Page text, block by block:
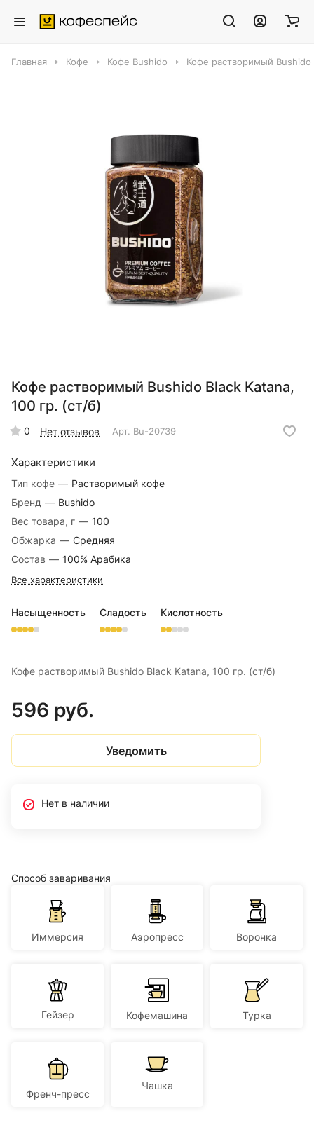
Главная Кофе Кофе Bushido Кофе растворимый Bushido
Кофе растворимый Bushido Black Katana,
100 гр. (ст/б)
0 Нет отзывов Арт. Bu-20739
Характеристики
Тип кофе — Растворимый кофе
Бренд — Bushido
Вес товара, г — 100
Обжарка — Средняя
Состав — 100% Арабика
Все характеристики
Насыщенность Сладость Кислотность
Кофе растворимый Bushido Black Katana, 100 гр. (ст/б)
596 руб.
Уведомить
Нет в наличии
Способ заваривания
Иммерсия Аэропресс Воронка
Гейзер Кофемашина Турка
Френч-пресс
Чашка